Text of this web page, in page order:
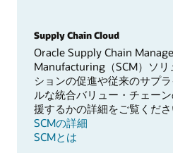
Supply Chain Cloud
Oracle Supply Chain
Manufacturing（SCM）ソ
ションの促進や従来のサプ
ルな統合バリュー・チェー
援するかの詳細をご覧くださ
SCMの詳細
SCMとは